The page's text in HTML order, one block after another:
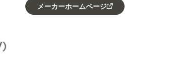
メーカーホームページ